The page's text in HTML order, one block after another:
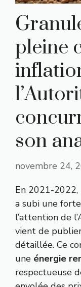
pleine
son
novembre 24,
En 2021-2022,
a subi une
l’attention de
vient de
détaillée. Ce
une énergie
respectueuse